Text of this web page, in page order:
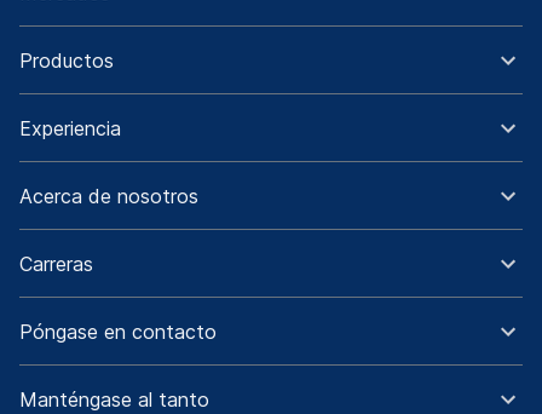
Productos
Experiencia
Acerca de nosotros
Carreras
Póngase en contacto
Manténgase al tanto